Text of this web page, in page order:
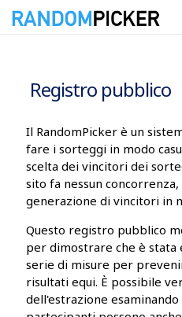
Registro pubblico
Il RandomPicker è un
fare i sorteggi in modo
scelta dei vincitori dei
sito fa nessun
generazione di vincitori in
Questo registro pubblico
per dimostrare che è stata
serie di misure per
risultati equi. È possibile
dell'estrazione